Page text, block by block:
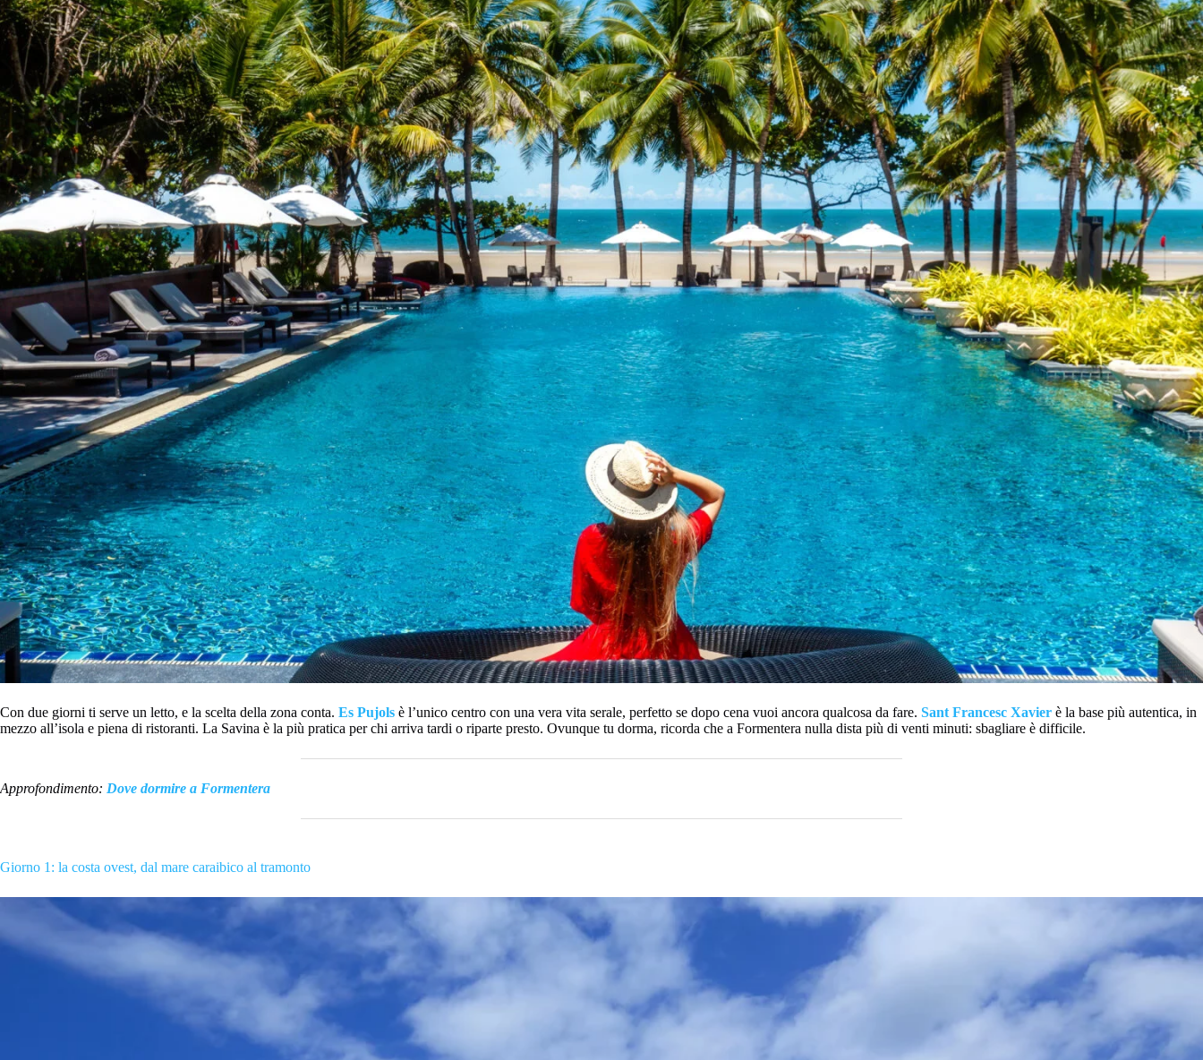
Con due giorni ti serve un letto, e la scelta della zona conta. Es Pujols è l’unico centro con una vera vita serale, perfetto se dopo cena vuoi ancora qualcosa da fare. Sant Francesc Xavier è la base più autentica, in
mezzo all’isola e piena di ristoranti. La Savina è la più pratica per chi arriva tardi o riparte presto. Ovunque tu dorma, ricorda che a Formentera nulla dista più di venti minuti: sbagliare è difficile.
Approfondimento: Dove dormire a Formentera
Giorno 1: la costa ovest, dal mare caraibico al tramonto